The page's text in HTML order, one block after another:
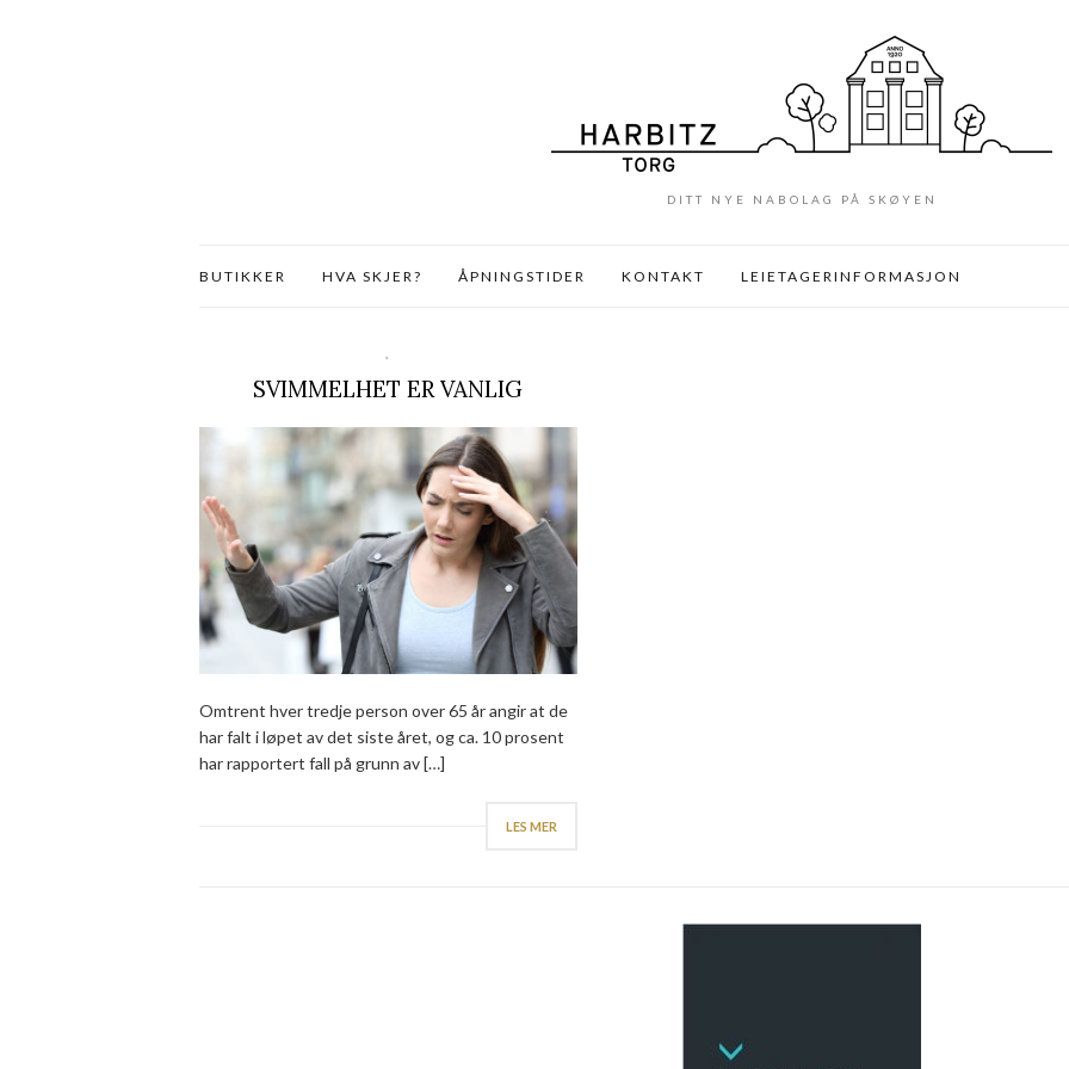
DITT NYE NABOLAG PÅ SKØYEN
BUTIKKER HVA SKJER? ÅPNINGSTIDER KONTAKT LEIETAGERINFORMASJON
SVIMMELHET ER VANLIG
Omtrent hver tredje person over 65 år angir at de
har falt i løpet av det siste året, og ca. 10 prosent
har rapportert fall på grunn av […]
LES MER